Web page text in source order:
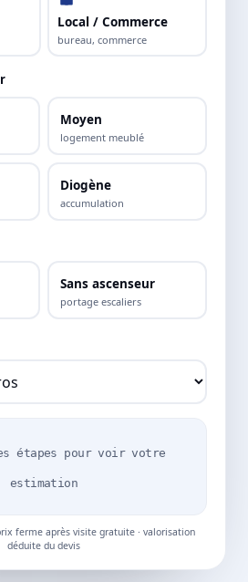
Local / Commerce
bureau, commerce
Moyen
logement meublé
Diogène
accumulation
Sans ascenseur
portage escaliers
étapes pour voir votre
estimation
ferme après visite gratuite · valorisation
déduite du devis